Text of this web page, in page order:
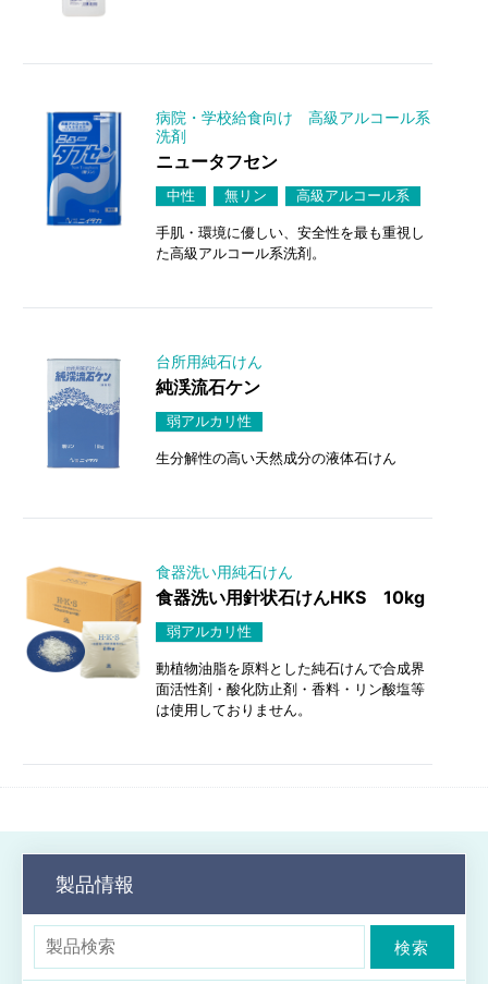
病院・学校給食向け 高級アルコール系
洗剤
ニュータフセン
中性 無リン 高級アルコール系
手肌・環境に優しい、安全性を最も重視し
た高級アルコール系洗剤。
台所用純石けん
純渓流石ケン
弱アルカリ性
生分解性の高い天然成分の液体石けん
食器洗い用純石けん
食器洗い用針状石けんHKS 10kg
弱アルカリ性
動植物油脂を原料とした純石けんで合成界
面活性剤・酸化防止剤・香料・リン酸塩等
は使用しておりません。
製品情報
検索